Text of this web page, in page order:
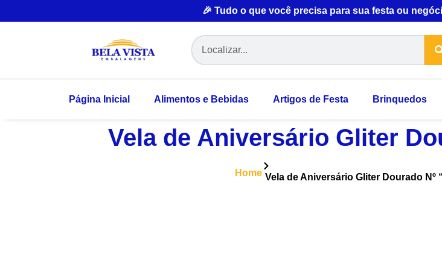
🎉 Tudo o que você precisa para sua festa ou
Página Inicial Alimentos e Bebidas Artigos de Festa Brinquedos
Vela de Aniversário Gliter
Home Vela de Aniversário Gliter Dourado Nº